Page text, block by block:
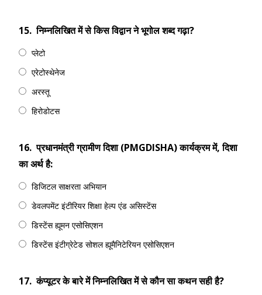
15. निम्नलिखित में से किस विद्वान ने भूगोल शब्द गढ़ा?
प्लेटो
एरेटोस्थेनेज
अरस्तू
हिरोडोटस
16. प्रधानमंत्री ग्रामीण दिशा (PMGDISHA) कार्यक्रम में, दिशा
का अर्थ है:
डिजिटल साक्षरता अभियान
डेवलपमेंट इंटीरियर शिक्षा हेल्प एंड असिस्टेंस
डिस्टेंस ह्यूमन एसोसिएशन
डिस्टेंस इंटीग्रेटेड सोशल ह्यूमैनिटेरियन एसोसिएशन
17. कंप्यूटर के बारे में निम्नलिखित में से कौन सा कथन सही है?